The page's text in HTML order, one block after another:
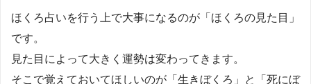
ほくろ占いを行う上で大事になるのが「ほくろの見た目」
です。
見た目によって大きく運勢は変わってきます。
そこで覚えておいてほしいのが「生きぼくろ」と「死にぼ